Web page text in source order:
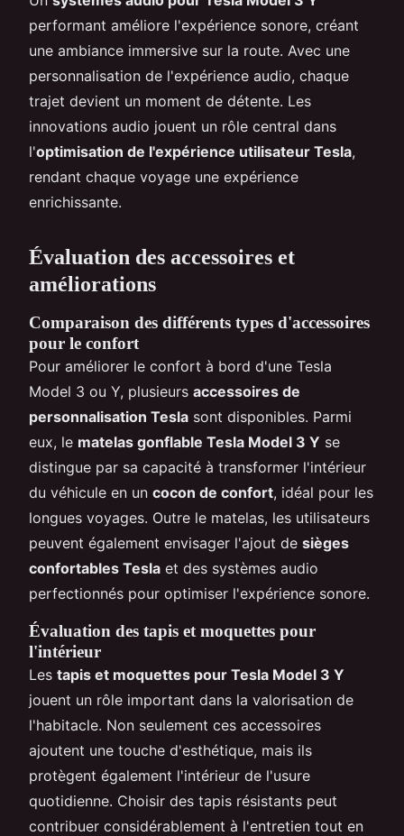
performant améliore l'expérience sonore, créant
une ambiance immersive sur la route. Avec une
personnalisation de l'expérience audio, chaque
trajet devient un moment de détente. Les
innovations audio jouent un rôle central dans
l'optimisation de l'expérience utilisateur Tesla,
rendant chaque voyage une expérience
enrichissante.
Évaluation des accessoires et
améliorations
Comparaison des différents types d'accessoires
pour le confort
Pour améliorer le confort à bord d'une Tesla
Model 3 ou Y, plusieurs accessoires de
personnalisation Tesla sont disponibles. Parmi
eux, le matelas gonflable Tesla Model 3 Y se
distingue par sa capacité à transformer l'intérieur
du véhicule en un cocon de confort, idéal pour les
longues voyages. Outre le matelas, les utilisateurs
peuvent également envisager l'ajout de sièges
confortables Tesla et des systèmes audio
perfectionnés pour optimiser l'expérience sonore.
Évaluation des tapis et moquettes pour
l'intérieur
Les tapis et moquettes pour Tesla Model 3 Y
jouent un rôle important dans la valorisation de
l'habitacle. Non seulement ces accessoires
ajoutent une touche d'esthétique, mais ils
protègent également l'intérieur de l'usure
quotidienne. Choisir des tapis résistants peut
contribuer considérablement à l'entretien tout en